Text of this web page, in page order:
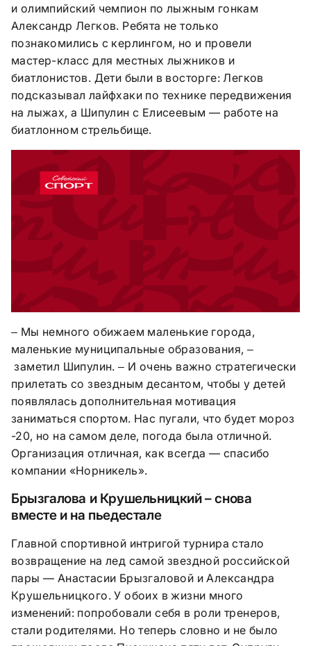
и олимпийский чемпион по лыжным гонкам
Александр Легков. Ребята не только
познакомились с керлингом, но и провели
мастер-класс для местных лыжников и
биатлонистов. Дети были в восторге: Легков
подсказывал лайфхаки по технике передвижения
на лыжах, а Шипулин с Елисеевым — работе на
биатлонном стрельбище.
– Мы немного обижаем маленькие города,
маленькие муниципальные образования, –
заметил Шипулин.– И очень важно стратегически
прилетать со звездным десантом, чтобы у детей
появлялась дополнительная мотивация
заниматься спортом. Нас пугали, что будет мороз
-20, но на самом деле, погода была отличной.
Организация отличная, как всегда — спасибо
компании «Норникель».
Брызгалова и Крушельницкий – снова
вместе и на пьедестале
Главной спортивной интригой турнира стало
возвращение на лед самой звездной российской
пары — Анастасии Брызгаловой и Александра
Крушельницкого. У обоих в жизни много
изменений: попробовали себя в роли тренеров,
стали родителями. Но теперь словно и не было